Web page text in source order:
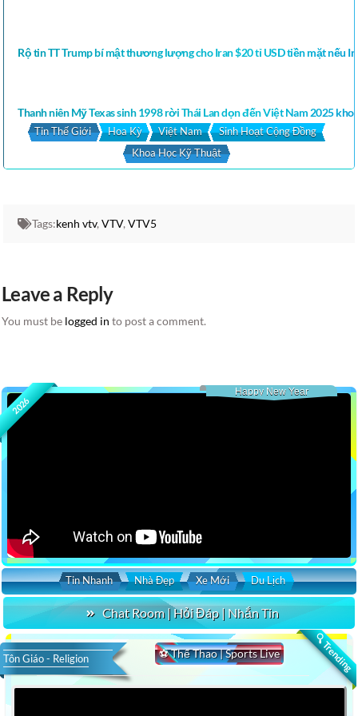
Rộ tin TT Trump bí mật thương lượng cho Iran $20 tỉ USD tiền mặt nếu
Thanh niên Mỹ Texas sinh 1998 rời Thái Lan dọn đến Việt Nam 2025
Tin Thế Giới Hoa Kỳ Việt Nam
Sinh Hoạt Cộng Đồng
Khoa Học Kỹ Thuật
Tags:kenh vtv, VTV, VTV5
Leave a Reply
You must be logged in to post a comment.
2026
Happy New Year
Tin Nhanh Nhà Đẹp Xe Mới Du Lịch
Chat Room | Hỏi Đáp | Nhắn Tin
🔍 Trending
⚽ Thể Thao | Sports Live
Tôn Giáo - Religion